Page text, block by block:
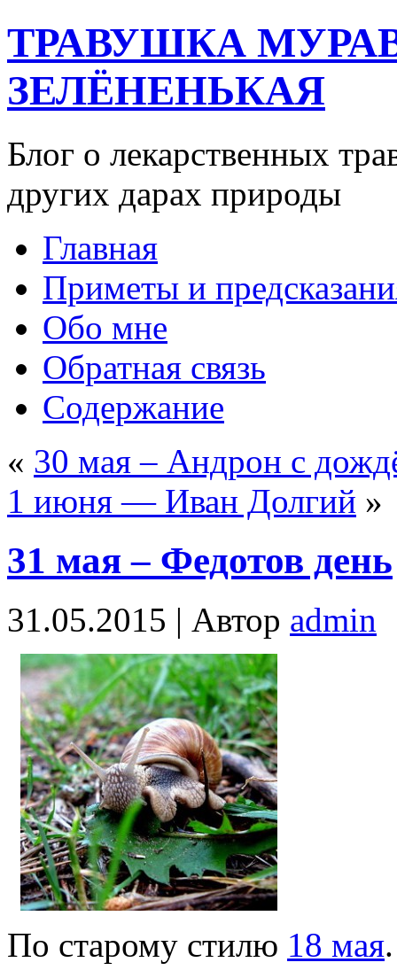
ТРАВУШКА
ЗЕЛЁНЕНЬКАЯ
Блог о лекарственных
других дарах природы
Главная
Приметы и
Обо мне
Обратная связь
Содержание
« 30 мая – Андрон с
1 июня — Иван Долгий »
31 мая – Федотов день
31.05.2015 | Автор admin
По старому стилю 18 мая.